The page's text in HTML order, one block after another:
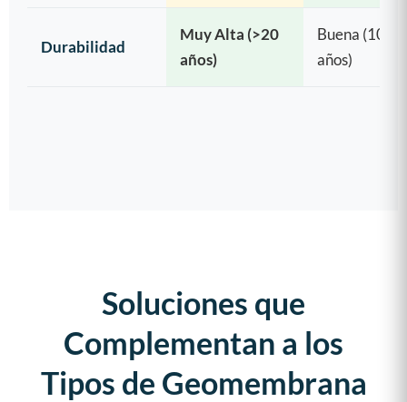
Durabilidad
Muy Alta (>20
años)
Buena (10-
años)
Soluciones que
Complementan a los
Tipos de Geomembrana